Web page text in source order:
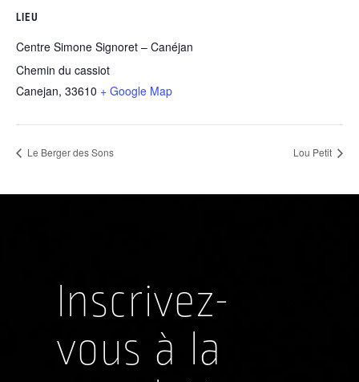
LIEU
Centre Simone Signoret – Canéjan
Chemin du cassiot
Canejan, 33610 + Google Map
Le Berger des Sons Lou Petit
Inscrivez-
vous à la